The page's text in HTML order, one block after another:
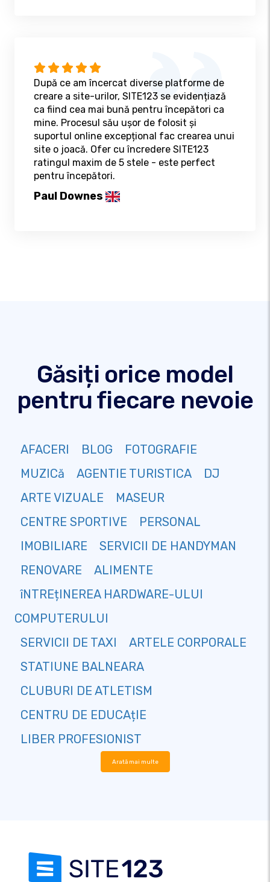
După ce am încercat diverse platforme de
creare a site-urilor, SITE123 se evidențiază
ca fiind cea mai bună pentru începători ca
mine. Procesul său ușor de folosit și
suportul online excepțional fac crearea unui
site o joacă. Ofer cu încredere SITE123
ratingul maxim de 5 stele - este perfect
pentru începători.
Paul Downes
Găsiți orice model
pentru fiecare nevoie
AFACERI BLOG
FOTOGRAFIE
MUZICă
AGENTIE TURISTICA
DJ
ARTE VIZUALE
MASEUR
CENTRE SPORTIVE
PERSONAL
IMOBILIARE
SERVICII DE HANDYMAN
RENOVARE
ALIMENTE
îNTREțINEREA HARDWARE-ULUI
COMPUTERULUI
SERVICII DE TAXI
ARTELE CORPORALE
STATIUNE BALNEARA
CLUBURI DE ATLETISM
CENTRU DE EDUCAțIE
LIBER PROFESIONIST
Arată mai multe